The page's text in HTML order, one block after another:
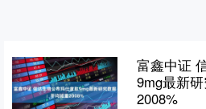
富鑫中证
9mg最新
2008%